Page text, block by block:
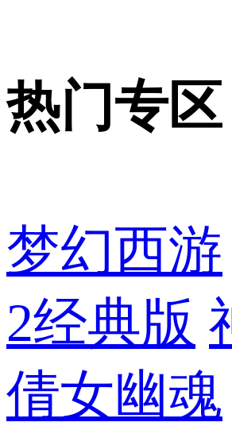
热门专区
梦幻西游
2经典版
倩女幽魂